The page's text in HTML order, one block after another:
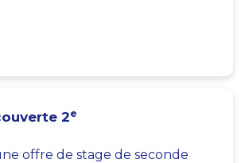
2e
offre de stage de seconde